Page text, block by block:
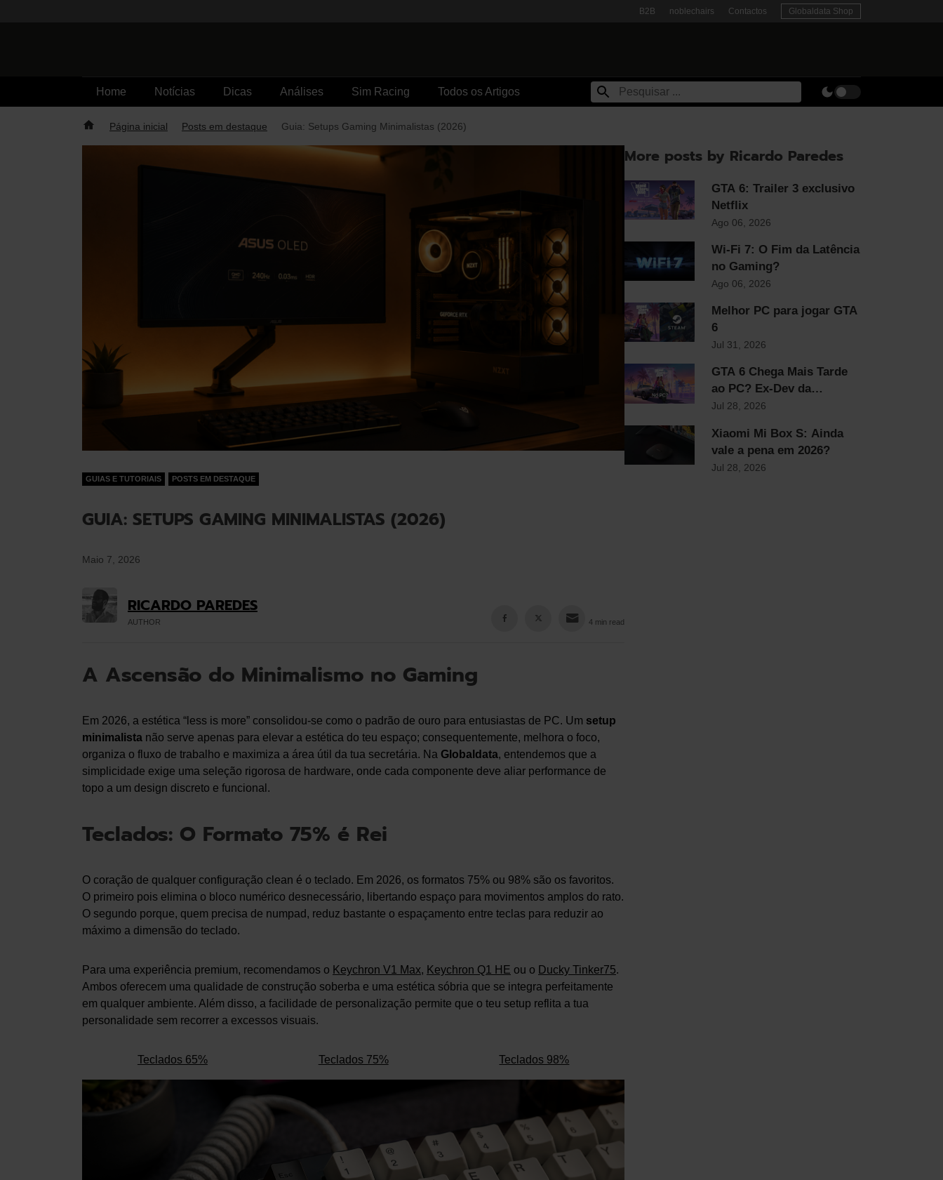
B2B noblechairs Contactos Globaldata Shop
Home Notícias Dicas Análises Sim Racing Todos os Artigos
Página inicial Posts em destaque Guia: Setups Gaming Minimalistas (2026)
GUIAS E TUTORIAIS POSTS EM DESTAQUE
GUIA: SETUPS GAMING MINIMALISTAS (2026)
Maio 7, 2026
RICARDO PAREDES
AUTHOR 4 min read
A Ascensão do Minimalismo no Gaming
Em 2026, a estética “less is more” consolidou-se como o padrão de ouro para entusiastas de PC. Um setup
minimalista não serve apenas para elevar a estética do teu espaço; consequentemente, melhora o foco,
organiza o fluxo de trabalho e maximiza a área útil da tua secretária. Na Globaldata, entendemos que a
simplicidade exige uma seleção rigorosa de hardware, onde cada componente deve aliar performance de
topo a um design discreto e funcional.
Teclados: O Formato 75% é Rei
O coração de qualquer configuração clean é o teclado. Em 2026, os formatos 75% ou 98% são os favoritos.
O primeiro pois elimina o bloco numérico desnecessário, libertando espaço para movimentos amplos do rato.
O segundo porque, quem precisa de numpad, reduz bastante o espaçamento entre teclas para reduzir ao
máximo a dimensão do teclado.
Para uma experiência premium, recomendamos o Keychron V1 Max, Keychron Q1 HE ou o Ducky Tinker75.
Ambos oferecem uma qualidade de construção soberba e uma estética sóbria que se integra perfeitamente
em qualquer ambiente. Além disso, a facilidade de personalização permite que o teu setup reflita a tua
personalidade sem recorrer a excessos visuais.
Teclados 65% Teclados 75% Teclados 98%
More posts by Ricardo Paredes
GTA 6: Trailer 3 exclusivo
Netflix
Ago 06, 2026
Wi-Fi 7: O Fim da Latência
no Gaming?
Ago 06, 2026
Melhor PC para jogar GTA
6
Jul 31, 2026
GTA 6 Chega Mais Tarde
ao PC? Ex-Dev da
Rockstar Explica
Jul 28, 2026
Xiaomi Mi Box S: Ainda
vale a pena em 2026?
Jul 28, 2026